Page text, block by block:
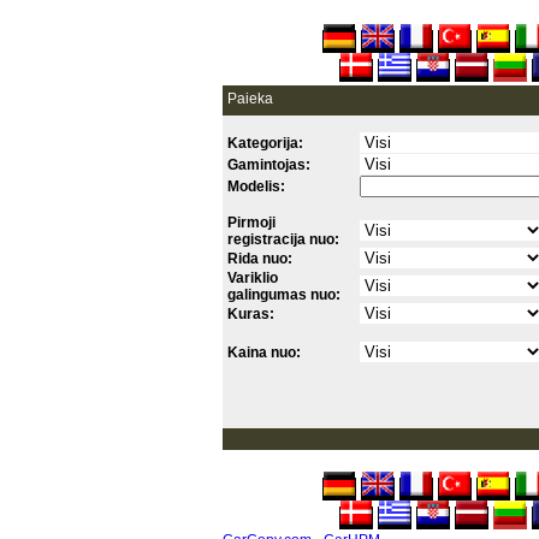
Paieka
Kategorija:
Gamintojas:
Modelis:
Pirmoji
registracija nuo:
Rida nuo:
Variklio
galingumas nuo:
Kuras:
Kaina nuo: